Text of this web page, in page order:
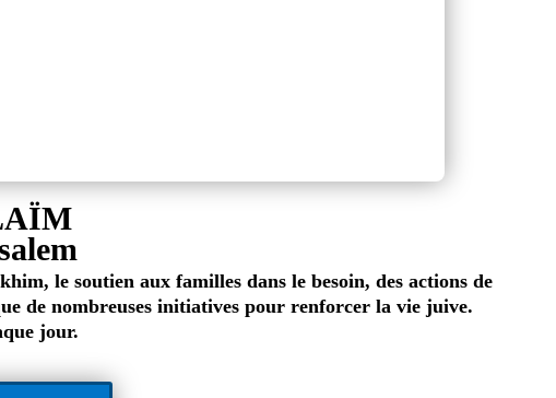
le soutien aux familles dans le besoin, des actions de
de nombreuses initiatives pour renforcer la vie juive.
jour.